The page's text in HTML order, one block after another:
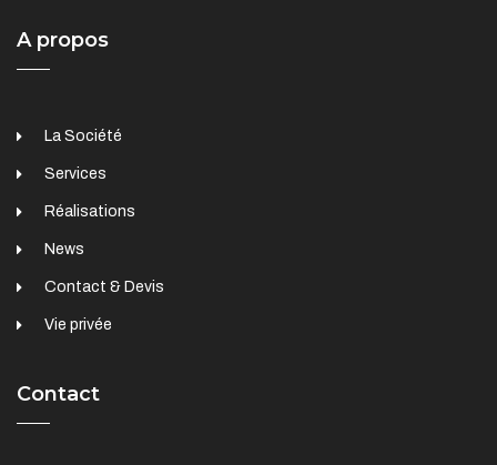
A propos
La Société
Services
Réalisations
News
Contact & Devis
Vie privée
Contact